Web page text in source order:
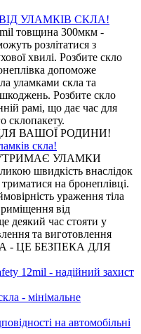
УЛАМКІВ СКЛА!
товщина 300мкм -
розлітатися з
хвилі. Розбите скло
допоможе
уламками скла та
Розбите скло
рамі, що дає час для
склопакету.
ВАШОЇ РОДИНИ!
скла!
УТРИМАЄ УЛАМКИ
швидкість внаслідок
на бронеплівці.
ураження тіла
від
деякий час стояти у
та виготовлення
- ЦЕ БЕЗПЕКА ДЛЯ
12mil - надійний захист
- мінімальне
на автомобільні